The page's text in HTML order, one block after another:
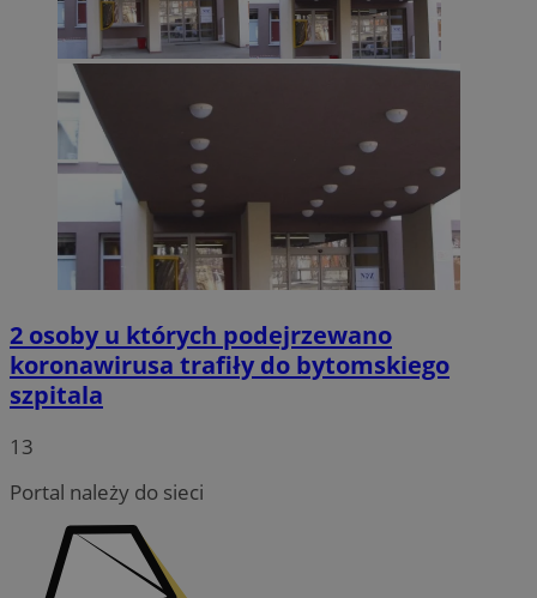
2 osoby u których podejrzewano
koronawirusa trafiły do bytomskiego
szpitala
13
Portal należy do sieci